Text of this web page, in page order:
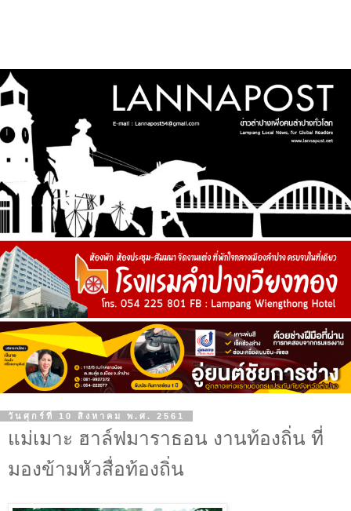
วันศุกร์ที่ 10 สิงหาคม พ.ศ. 2561
แม่เมาะ ฮาล์ฟมาราธอน งานท้องถิ่น ที่
มองข้ามหัวสื่อท้องถิ่น